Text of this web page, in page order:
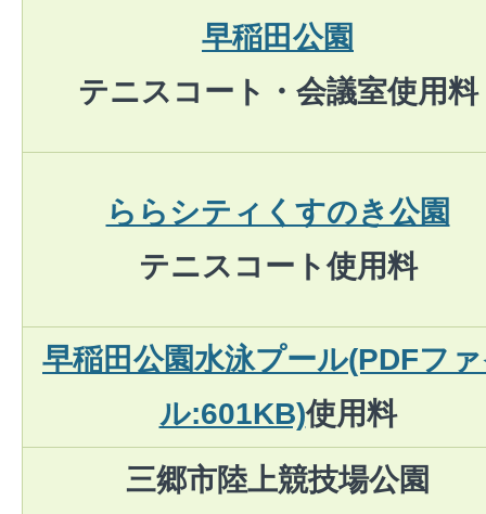
早稲田公園
テニスコート・会議室使用料
ららシティくすのき公園
テニスコート使用料
早稲田公園水泳プール(PDFフ
ル:601KB)使用料
三郷市陸上競技場公園